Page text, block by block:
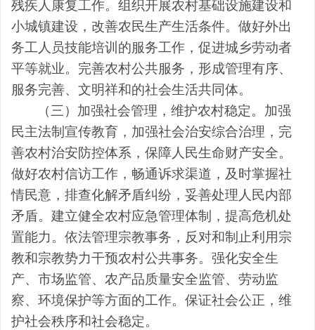
残疾人康复工作。组织开展农村基础设施建设和
小城镇建设，改善农民生产生活条件。做好外出
务工人员技能培训的服务工作，促进城乡劳动者
平等就业。完善农村公共服务，形成管理有序、
服务完善、文明祥和的社会生活共同体。
（三）加强社会管理，维护农村稳定。 加强
民主法制宣传教育，加强社会治安综合治理，完
善农村治安防控体系，保障人民生命财产安全。
做好农村信访工作，畅通诉求渠道，及时掌握社
情民意，排查化解矛盾纠纷，妥善处理人民内部
矛盾。建立健全农村应急管理体制，提高危机处
置能力。依法管理宗教事务，反对和制止利用宗
教和宗教势力干预农村公共事务。强化安全生
产、市场监管、农产品质量安全监管、劳动监
察、环境保护等方面的工作。保证社会公正，维
护社会秩序和社会稳定。